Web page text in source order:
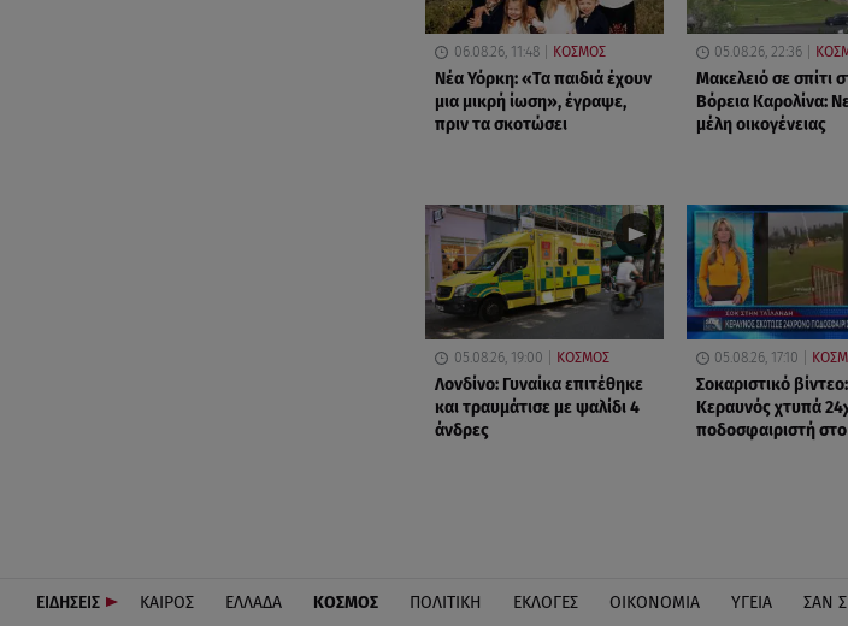
06.08.26, 11:48 ΚΟΣΜΟΣ
Νέα Υόρκη: «Τα παιδιά έχουν
μια μικρή ίωση», έγραψε,
πριν τα σκοτώσει
05.08.26, 22:36
Μακελειό σε σπίτι
Βόρεια Καρολίνα:
μέλη οικογένειας
05.08.26, 19:00 ΚΟΣΜΟΣ
Λονδίνο: Γυναίκα επιτέθηκε
και τραυμάτισε με ψαλίδι 4
άνδρες
05.08.26, 17:10
Σοκαριστικό βίντεο:
Κεραυνός χτυπά
ποδοσφαιριστή
ΕΙΔΗΣΕΙΣ ΚΑΙΡΟΣ ΕΛΛΑΔΑ ΚΟΣΜΟΣ ΠΟΛΙΤΙΚΗ ΕΚΛΟΓΕΣ ΟΙΚΟΝΟΜΙΑ ΥΓΕΙΑ ΣΑΝ